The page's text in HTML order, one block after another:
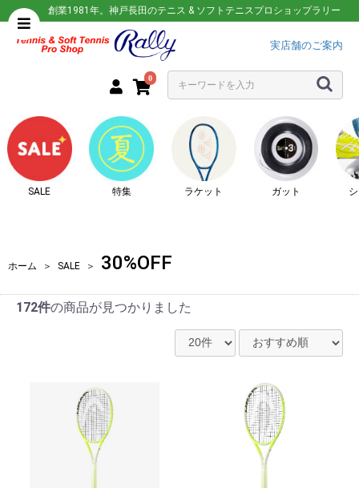
創業1981年。神戸長田のテニス & ソフトテニスプロショップラリー
実店舗のご案内
0
SALE 特集 ラケット ガット
ホーム ＞ SALE ＞ 30%OFF
172件の商品が見つかりました